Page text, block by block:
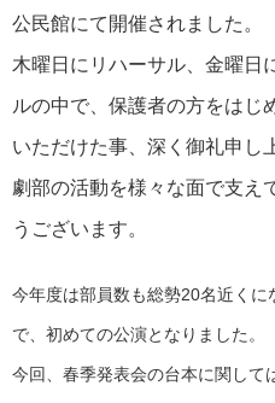
公民館にて開催されました。
木曜日にリハーサル、金曜日
ルの中で、保護者の方をはじ
いただけた事、深く御礼申し
劇部の活動を様々な面で支え
うございます。
今年度は部員数も総勢20名近くに
で、初めての公演となりました。
今回、春季発表会の台本に関して